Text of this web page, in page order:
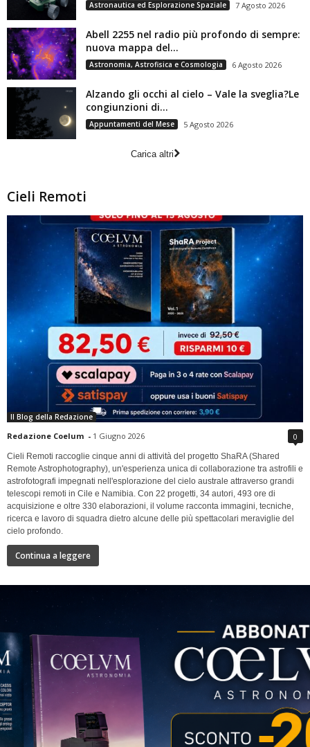
Astronautica ed Esplorazione Spaziale 7 Agosto 2026
Abell 2255 nel radio più profondo di sempre:
nuova mappa del...
Astronomia, Astrofisica e Cosmologia 6 Agosto 2026
Alzando gli occhi al cielo – Vale la sveglia?Le
congiunzioni di...
Appuntamenti del Mese 5 Agosto 2026
Carica altri
Cieli Remoti
Il Blog della Redazione
Redazione Coelum - 1 Giugno 2026 0
Cieli Remoti raccoglie cinque anni di attività del progetto ShaRA (Shared
Remote Astrophotography), un'esperienza unica di collaborazione tra astrofili e
astrofotografi impegnati nell'esplorazione del cielo australe attraverso grandi
telescopi remoti in Cile e Namibia. Con 22 progetti, 34 autori, 493 ore di
acquisizione e oltre 330 elaborazioni, il volume racconta immagini, tecniche,
ricerca e lavoro di squadra dietro alcune delle più spettacolari meraviglie del
cielo profondo.
Continua a leggere